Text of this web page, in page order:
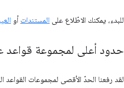
للبدء، يمكنك الاطّلاع على المستندات أو
حدود أعلى لمجموعة قواعد